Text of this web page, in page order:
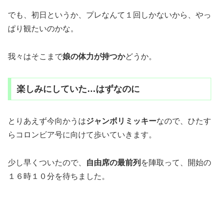
でも、初日というか、プレなんて１回しかないから、やっ
ぱり観たいのかな。
我々はそこまで娘の体力が持つかどうか。
楽しみにしていた…はずなのに
とりあえず今向かうはジャンボリミッキーなので、ひたす
らコロンビア号に向けて歩いていきます。
少し早くついたので、 自由席の最前列 を陣取って、開始の
１６時１０分を待ちました。